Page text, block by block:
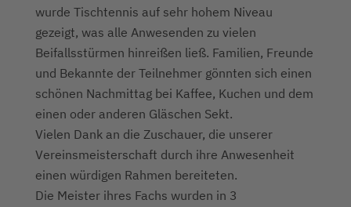
wurde Tischtennis auf sehr hohem Niveau
gezeigt, was alle Anwesenden zu vielen
Beifallsstürmen hinreißen ließ. Familien, Freunde
und Bekannte der Teilnehmer gönnten sich einen
schönen Nachmittag bei Kaffee, Kuchen und dem
einen oder anderen Gläschen Sekt.
Vielen Dank an die Zuschauer, die unserer
Vereinsmeisterschaft durch ihre Anwesenheit
einen würdigen Rahmen bereiteten.
Die Meister ihres Fachs wurden in 3